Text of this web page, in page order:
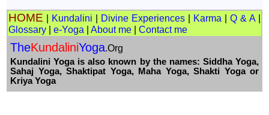
HOME Kundalini Divine Experiences Karma Q & A|
Glossary
e-Yoga About me Contact me
TheKundaliniYoga.Org
Kundalini Yoga is also known by the names: Siddha Yoga,
Sahaj Yoga, Shaktipat Yoga, Maha Yoga, Shakti Yoga or
Kriya Yoga